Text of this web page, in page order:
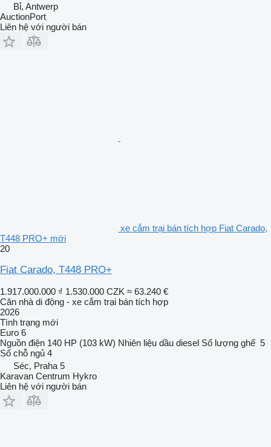
Bỉ, Antwerp
AuctionPort
Liên hệ với người bán
xe cắm trại bán tích hợp Fiat Carado,
T448 PRO+ mới
20
Fiat Carado, T448 PRO+
1.917.000.000 ₫ 1.530.000 CZK ≈ 63.240 €
Căn nhà di động - xe cắm trại bán tích hợp
2026
Tình trạng mới
Euro 6
Nguồn điện 140 HP (103 kW) Nhiên liệu dầu diesel Số lượng ghế 5
Số chỗ ngủ 4
Séc, Praha 5
Karavan Centrum Hykro
Liên hệ với người bán